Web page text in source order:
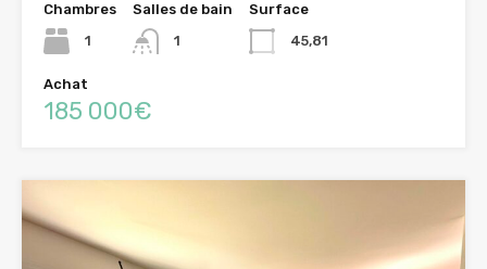
Chambres
1
Salles de bain
1
Surface
45,81
Achat
185 000€